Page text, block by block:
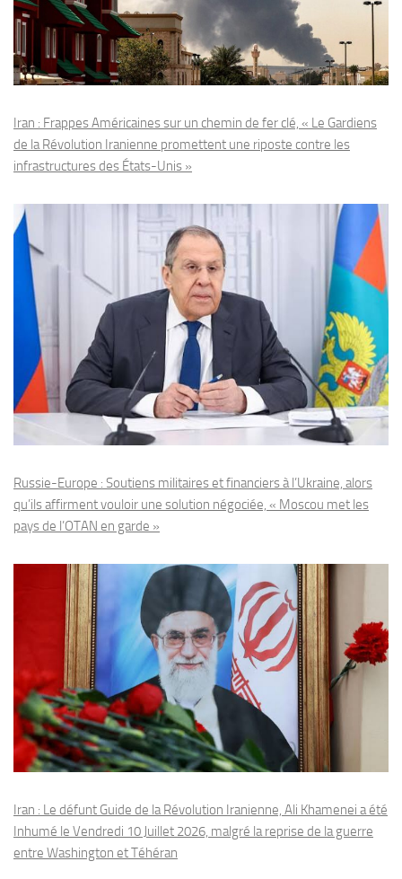
Iran : Frappes Américaines sur un chemin de fer clé, « Le Gardiens
de la Révolution Iranienne promettent une riposte contre les
infrastructures des États-Unis »
Russie-Europe : Soutiens militaires et financiers à l’Ukraine, alors
qu’ils affirment vouloir une solution négociée, « Moscou met les
pays de l’OTAN en garde »
Iran : Le défunt Guide de la Révolution Iranienne, Ali Khamenei a été
Inhumé le Vendredi 10 Juillet 2026, malgré la reprise de la guerre
entre Washington et Téhéran